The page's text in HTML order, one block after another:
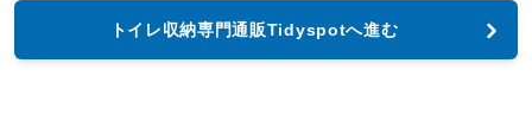
トイレ収納専門通販Tidyspotへ進む